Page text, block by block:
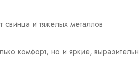
и тяжелых металлов
комфорт, но и яркие,